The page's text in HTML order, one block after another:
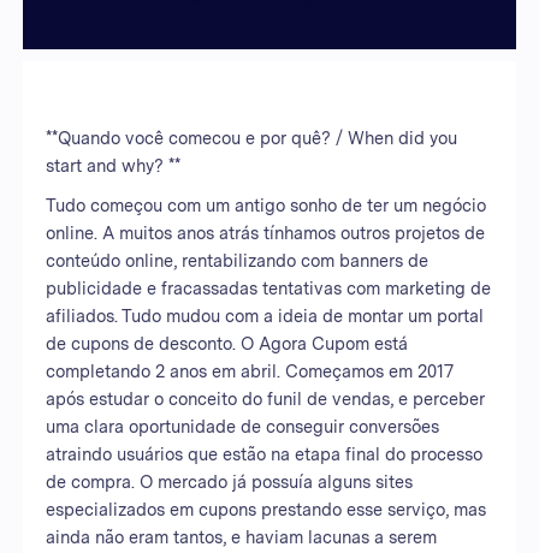
**Quando você comecou e por quê? / When did you
start and why? **
Tudo começou com um antigo sonho de ter um negócio
online. A muitos anos atrás tínhamos outros projetos de
conteúdo online, rentabilizando com banners de
publicidade e fracassadas tentativas com marketing de
afiliados. Tudo mudou com a ideia de montar um portal
de cupons de desconto. O Agora Cupom está
completando 2 anos em abril. Começamos em 2017
após estudar o conceito do funil de vendas, e perceber
uma clara oportunidade de conseguir conversões
atraindo usuários que estão na etapa final do processo
de compra. O mercado já possuía alguns sites
especializados em cupons prestando esse serviço, mas
ainda não eram tantos, e haviam lacunas a serem